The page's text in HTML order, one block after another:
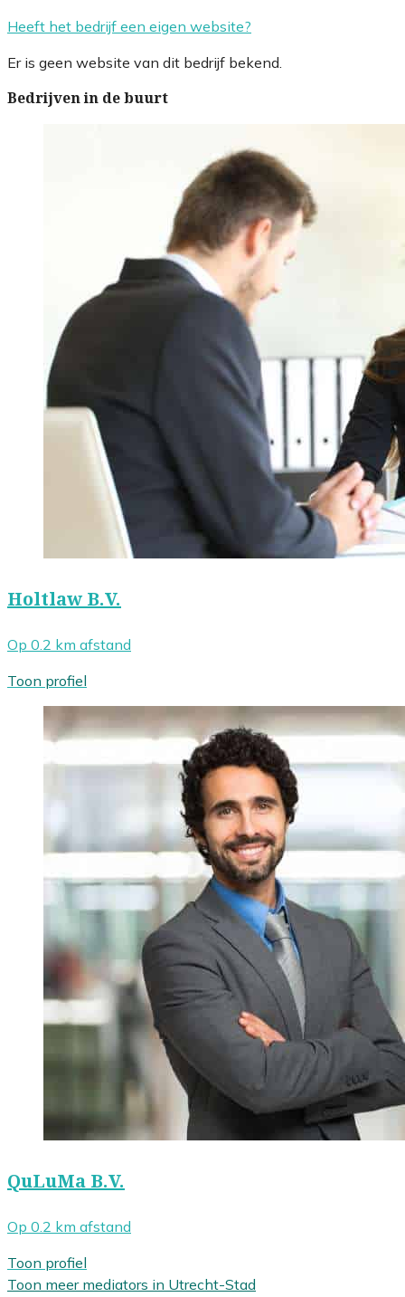
Heeft het bedrijf een eigen website?
Er is geen website van dit bedrijf bekend.
Bedrijven in de buurt
Holtlaw B.V.
Op 0.2 km afstand
Toon profiel
QuLuMa B.V.
Op 0.2 km afstand
Toon profiel
Toon meer mediators in Utrecht-Stad